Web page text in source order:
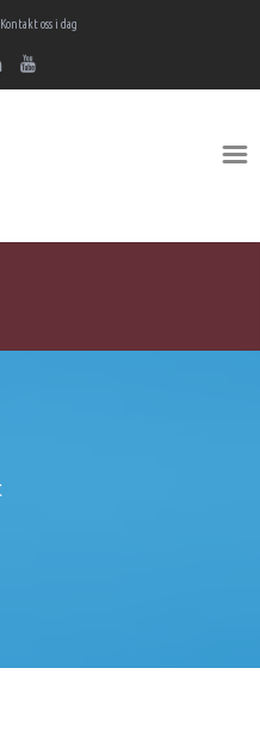
Kontakt oss i dag